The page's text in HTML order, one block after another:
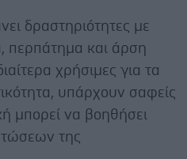
δραστηριότητες με
περπάτημα και άρση
χρήσιμες για τα
υπάρχουν σαφείς
μπορεί να βοηθήσει
της